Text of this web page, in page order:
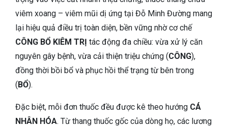
viêm xoang – viêm mũi dị ứng tại Đỗ Minh Đường mang
lại hiệu quả điều trị toàn diện, bền vững nhờ cơ chế
CÔNG BỔ KIÊM TRỊ tác động đa chiều: vừa xử lý căn
nguyên gây bệnh, vừa cải thiện triệu chứng (CÔNG),
đồng thời bồi bổ và phục hồi thể trạng từ bên trong
(BỔ).
Đặc biệt, mỗi đơn thuốc đều được kê theo hướng CÁ
NHÂN HÓA. Từ thang thuốc gốc của dòng họ, các lương